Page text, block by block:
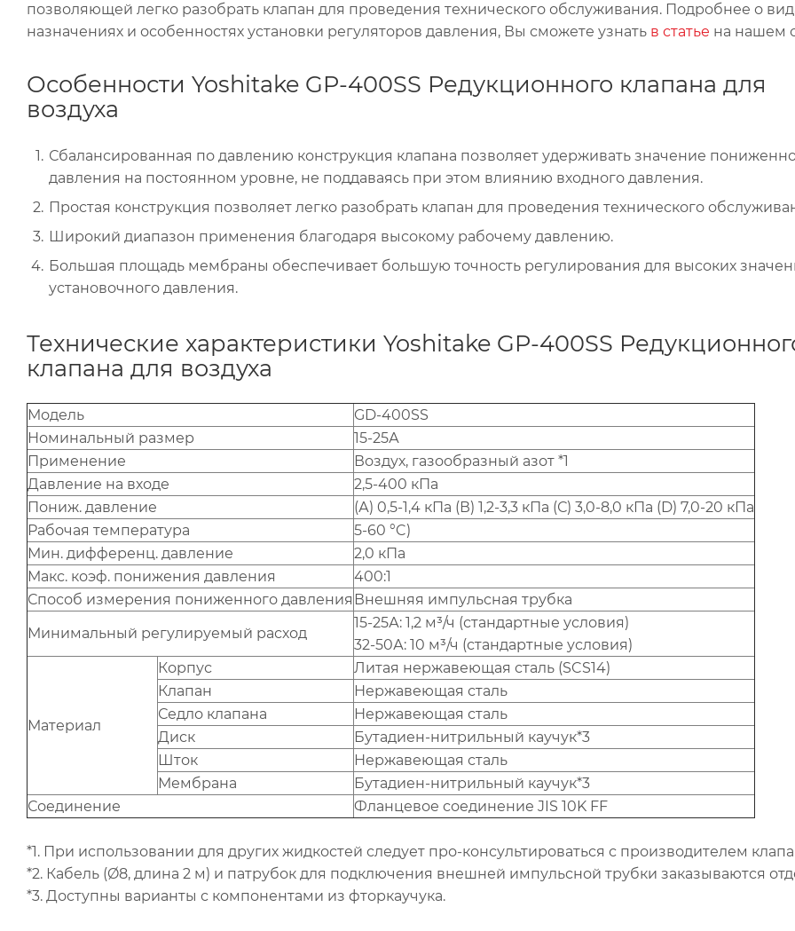
позволяющей легко разобрать клапан для проведения технического обслуживания. Подробнее о
назначениях и особенностях установки регуляторов давления, Вы сможете узнать в статье на нашем
Особенности Yoshitake GP-400SS Редукционного клапана для
воздуха
Сбалансированная по давлению конструкция клапана позволяет удерживать значение
давления на постоянном уровне, не поддаваясь при этом влиянию входного давления.
Простая конструкция позволяет легко разобрать клапан для проведения технического
Широкий диапазон применения благодаря высокому рабочему давлению.
Большая площадь мембраны обеспечивает большую точность регулирования для высоких
установочного давления.
Технические характеристики Yoshitake GP-400SS
клапана для воздуха
Модель
GD-400SS
Номинальный размер
15-25А
Применение
Воздух, газообразный азот *1
Давление на входе
2,5-400 кПа
Пониж. давление
(А) 0,5-1,4 кПа (В) 1,2-3,3 кПа (С) 3,0-8,0 кПа (D) 7,0-20 кПа
Рабочая температура
5-60 °C)
Мин. дифференц. давление
2,0 кПа
Макс. коэф. понижения давления
400:1
Способ измерения пониженного давления Внешняя импульсная трубка
Минимальный регулируемый расход
15-25А: 1,2 м³/ч (стандартные условия)
32-50А: 10 м³/ч (стандартные условия)
Материал
Корпус
Литая нержавеющая сталь (SCS14)
Клапан
Нержавеющая сталь
Седло клапана
Нержавеющая сталь
Диск
Бутадиен-нитрильный каучук*3
Шток
Нержавеющая сталь
Мембрана
Бутадиен-нитрильный каучук*3
Соединение
Фланцевое соединение JIS 10K FF
*1. При использовании для других жидкостей следует про-консультироваться с производителем
*2. Кабель (Ø8, длина 2 м) и патрубок для подключения внешней импульсной трубки заказываются
*3. Доступны варианты с компонентами из фторкаучука.